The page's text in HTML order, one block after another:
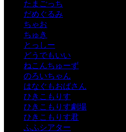
たまごっち
だめぐるみ
ちゃお
ちゅき
とっしー
どうでもいい
ねこんちゅーず
のろいちゃん
はなぐもおばさん
ひきこもりす
ひきこもりす劇場
ひきこもりす君
ふふシアター